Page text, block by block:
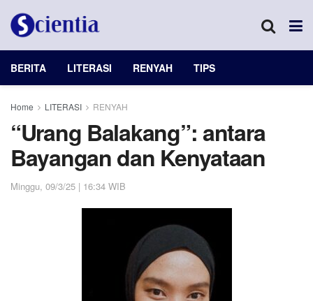
BERITA LITERASI RENYAH TIPS
Home LITERASI RENYAH
“Urang Balakang”: antara
Bayangan dan Kenyataan
Minggu, 09/3/25 | 16:34 WIB